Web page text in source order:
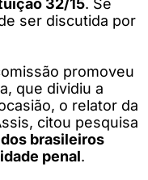
ser discutida por
promoveu
que dividiu a
o relator da
citou pesquisa
brasileiros
penal.